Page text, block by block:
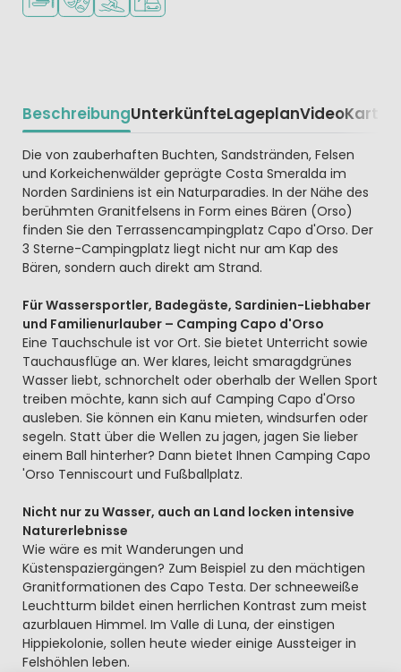
BeschreibungUnterkünfteLageplanVideoKarte
Beschrijving
Die von zauberhaften Buchten, Sandstränden, Felsen
und Korkeichenwälder geprägte Costa Smeralda im
Norden Sardiniens ist ein Naturparadies. In der Nähe des
berühmten Granitfelsens in Form eines Bären (Orso)
finden Sie den Terrassencampingplatz Capo d'Orso. Der
3 Sterne-Campingplatz liegt nicht nur am Kap des
Bären, sondern auch direkt am Strand.
Für Wassersportler, Badegäste, Sardinien-Liebhaber
und Familienurlauber – Camping Capo d'Orso
Eine Tauchschule ist vor Ort. Sie bietet Unterricht sowie
Tauchausflüge an. Wer klares, leicht smaragdgrünes
Wasser liebt, schnorchelt oder oberhalb der Wellen Sport
treiben möchte, kann sich auf Camping Capo d'Orso
ausleben. Sie können ein Kanu mieten, windsurfen oder
segeln. Statt über die Wellen zu jagen, jagen Sie lieber
einem Ball hinterher? Dann bietet Ihnen Camping Capo
'Orso Tenniscourt und Fußballplatz.
Nicht nur zu Wasser, auch an Land locken intensive
Naturerlebnisse
Wie wäre es mit Wanderungen und
Küstenspaziergängen? Zum Beispiel zu den mächtigen
Granitformationen des Capo Testa. Der schneeweiße
Leuchtturm bildet einen herrlichen Kontrast zum meist
azurblauen Himmel. Im Valle di Luna, der einstigen
Hippiekolonie, sollen heute wieder einige Aussteiger in
Felshöhlen leben.